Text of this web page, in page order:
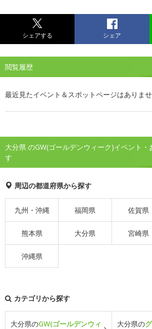
シェアする シェア
閲覧履歴
最近見たイベント＆スポットページはありませ
大分県 のGW(ゴールデンウィーク)イベント
す
周辺の都道府県から探す
九州・沖縄 福岡県 佐賀県
熊本県 大分県 宮崎県
沖縄県
カテゴリから探す
大分県のGW(ゴールデンウィ
大分県の